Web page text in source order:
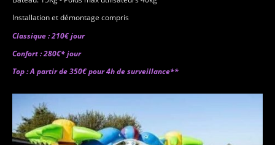
Installation et démontage compris
Classique : 210€ jour
Confort : 280€* jour
Top : A partir de 350€ pour 4h de surveillance**